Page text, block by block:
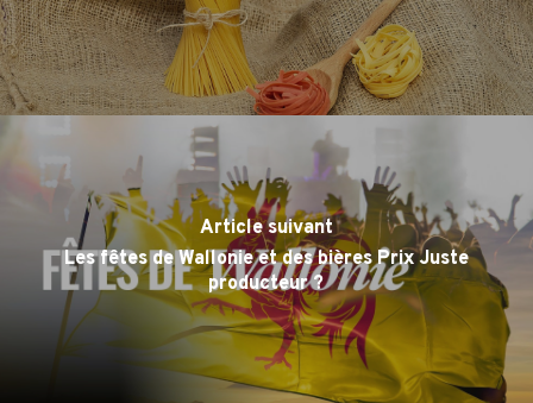
Article suivant
Les fêtes de Wallonie et des bières Prix Juste
producteur ?